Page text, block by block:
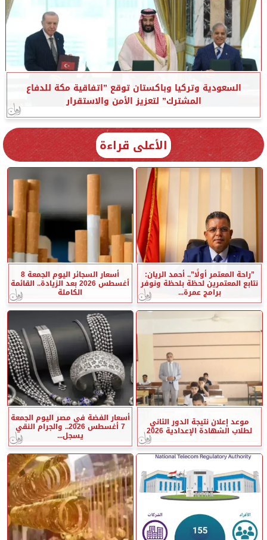
السعودية وتركيا وباكستان توقع ”اتفاقية مكة للدفاع
المشترك” لتعزيز الأمن والاستقرار
الأعلى قراءة
”راحة المعتمر أولًا”.. أحمد الريان:
نتابع المعتمرين لحظة بلحظة ونوفر
برامج عمرة...
أسعار السجائر اليوم الجمعة 8
أغسطس 2026 بعد الزيادة.. القائمة
الكاملة
موعد إعلان نتيجة الدور الثاني
لطلاب الشهادة الإعدادية 2026
أسعار الفضة في مصر اليوم الجمعة
7 أغسطس 2026.. والجرام النقي
يسجل...